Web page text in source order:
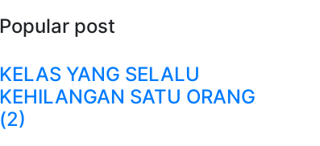
Popular post
KELAS YANG SELALU
KEHILANGAN SATU ORANG
(2)